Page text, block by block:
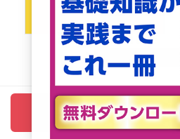
カテゴリ
DM（ダイレクトメール） (10)
1週間無料トライアル